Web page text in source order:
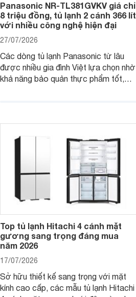
Panasonic NR-TL381GVKV giá chỉ
8 triệu đồng, tủ lạnh 2 cánh 366 lít
với nhiều công nghệ hiện đại
27/07/2026
Các dòng tủ lạnh Panasonic từ lâu
được nhiều gia đình Việt lựa chọn nhờ
khả năng bảo quản thực phẩm tốt,
phân khúc khiến không ít người dùng
phải cân nhắc. Trên thị trường hiện
Top tủ lạnh Hitachi 4 cánh mặt
gương sang trọng đáng mua
năm 2026
17/07/2026
Sở hữu thiết kế sang trọng với mặt
kính cao cấp, các mẫu tủ lạnh Hitachi